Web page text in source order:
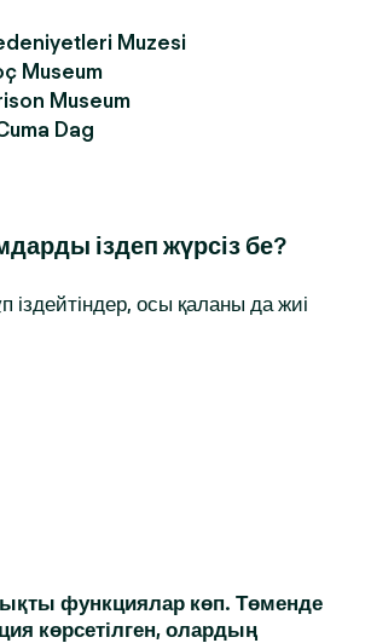
Muzesi
Museum
Museum
Dag
іздеп жүрсіз бе?
осы қаланы да жиі
функциялар көп. Төменде
көрсетілген, олардың